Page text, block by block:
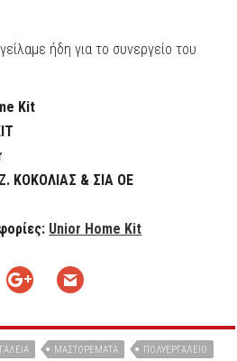
ήδη για το συνεργείο του
Kit
ΚΟΚΟΛΙΑΣ & ΣΙΑ ΟΕ
Unior Home Kit
ΜΑΣΤΟΡΈΜΑΤΑ ΠΟΛΥΕΡΓΑΛΕΊΟ